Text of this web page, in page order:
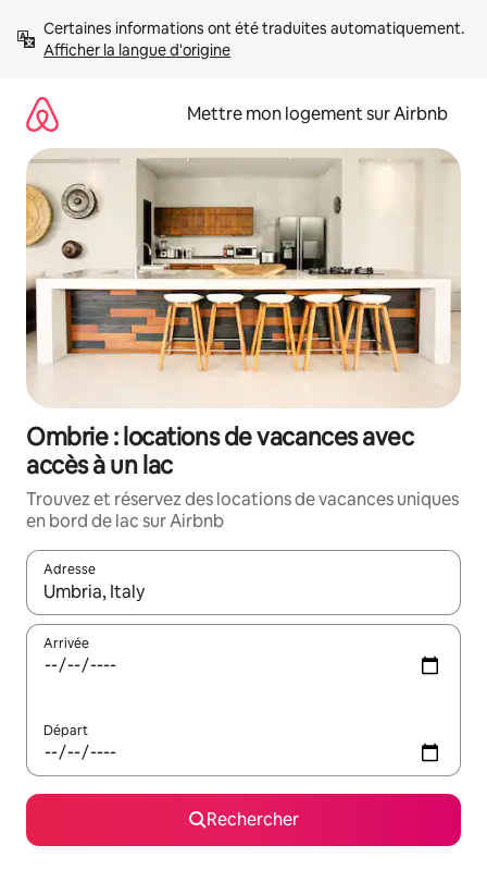
directement
Afficher la langue d'origine
Mettre mon logement sur Airbnb
Ombrie : locations de vacances avec
accès à un lac
Trouvez et réservez des locations de vacances uniques
en bord de lac sur Airbnb
Adresse
Lorsque les résultats s'affichent, utilisez les flèches vers le
Arrivée
Départ
Rechercher